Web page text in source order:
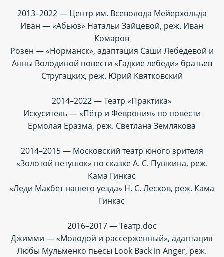
2013–2022 — Центр им. Всеволода Мейерхольда
Иван — «Абьюз» Натальи Зайцевой, реж. Иван
Комаров
Розен — «Норманск», адаптация Саши Лебедевой и
Анны Володиной повести «Гадкие лебеди» братьев
Стругацких, реж. Юрий Квятковский
2014–2022 — Театр «Практика»
Искуситель — «Пётр и Феврония» по повести
Ермолая Еразма, реж. Светлана Землякова
2014–2015 — Московский театр юного зрителя
«Золотой петушок» по сказке А. С. Пушкина, реж.
Кама Гинкас
«Леди Макбет нашего уезда» Н. С. Лесков, реж. Кама
Гинкас
2016–2017 — Театр.doc
Джимми — «Молодой и рассерженный», адаптация
Любы Мульменко пьесы Look Back in Anger, реж.